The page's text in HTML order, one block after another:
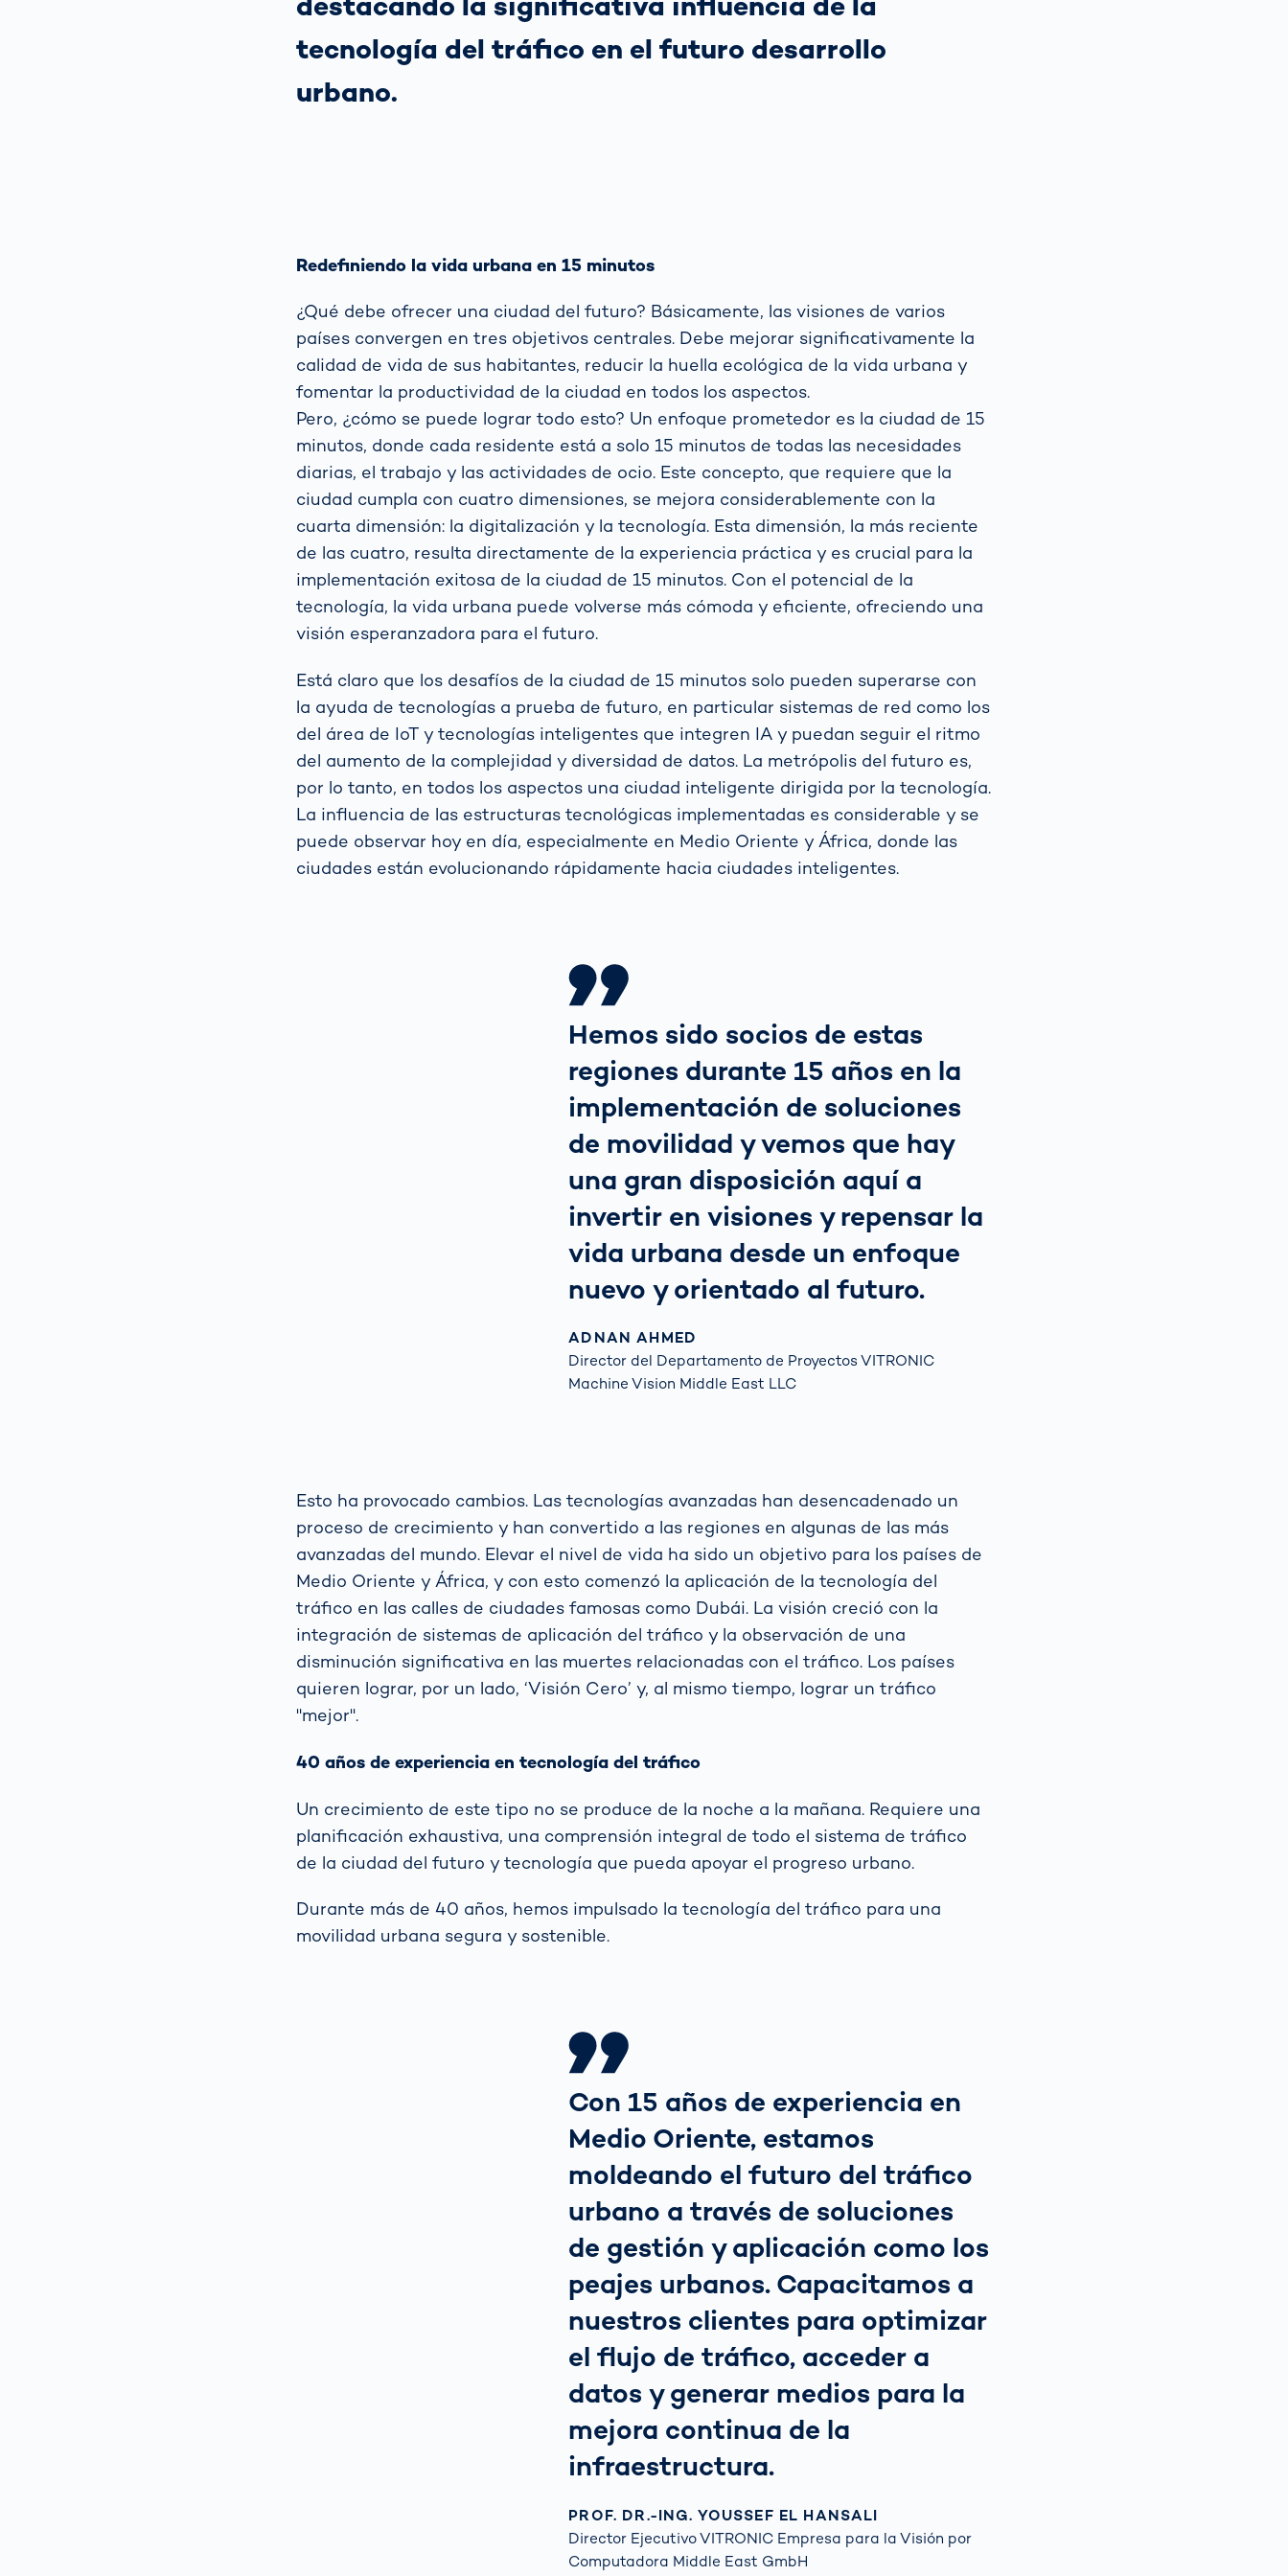
tecnología del tráfico en el futuro desarrollo
urbano.
Redefiniendo la vida urbana en 15 minutos
¿Qué debe ofrecer una ciudad del futuro? Básicamente, las visiones de varios
países convergen en tres objetivos centrales. Debe mejorar significativamente la
calidad de vida de sus habitantes, reducir la huella ecológica de la vida urbana y
fomentar la productividad de la ciudad en todos los aspectos.
Pero, ¿cómo se puede lograr todo esto? Un enfoque prometedor es la ciudad de 15
minutos, donde cada residente está a solo 15 minutos de todas las necesidades
diarias, el trabajo y las actividades de ocio. Este concepto, que requiere que la
ciudad cumpla con cuatro dimensiones, se mejora considerablemente con la
cuarta dimensión: la digitalización y la tecnología. Esta dimensión, la más reciente
de las cuatro, resulta directamente de la experiencia práctica y es crucial para la
implementación exitosa de la ciudad de 15 minutos. Con el potencial de la
tecnología, la vida urbana puede volverse más cómoda y eficiente, ofreciendo una
visión esperanzadora para el futuro.
Está claro que los desafíos de la ciudad de 15 minutos solo pueden superarse con
la ayuda de tecnologías a prueba de futuro, en particular sistemas de red como los
del área de IoT y tecnologías inteligentes que integren IA y puedan seguir el ritmo
del aumento de la complejidad y diversidad de datos. La metrópolis del futuro es,
por lo tanto, en todos los aspectos una ciudad inteligente dirigida por la tecnología.
La influencia de las estructuras tecnológicas implementadas es considerable y se
puede observar hoy en día, especialmente en Medio Oriente y África, donde las
ciudades están evolucionando rápidamente hacia ciudades inteligentes.
Hemos sido socios de estas
regiones durante 15 años en la
implementación de soluciones
de movilidad y vemos que hay
una gran disposición aquí a
invertir en visiones y repensar la
vida urbana desde un enfoque
nuevo y orientado al futuro.
ADNAN AHMED
Director del Departamento de Proyectos VITRONIC
Machine Vision Middle East LLC
Esto ha provocado cambios. Las tecnologías avanzadas han desencadenado un
proceso de crecimiento y han convertido a las regiones en algunas de las más
avanzadas del mundo. Elevar el nivel de vida ha sido un objetivo para los países de
Medio Oriente y África, y con esto comenzó la aplicación de la tecnología del
tráfico en las calles de ciudades famosas como Dubái. La visión creció con la
integración de sistemas de aplicación del tráfico y la observación de una
disminución significativa en las muertes relacionadas con el tráfico. Los países
quieren lograr, por un lado, ‘Visión Cero’ y, al mismo tiempo, lograr un tráfico
"mejor".
40 años de experiencia en tecnología del tráfico
Un crecimiento de este tipo no se produce de la noche a la mañana. Requiere una
planificación exhaustiva, una comprensión integral de todo el sistema de tráfico
de la ciudad del futuro y tecnología que pueda apoyar el progreso urbano.
Durante más de 40 años, hemos impulsado la tecnología del tráfico para una
movilidad urbana segura y sostenible.
Con 15 años de experiencia en
Medio Oriente, estamos
moldeando el futuro del tráfico
urbano a través de soluciones
de gestión y aplicación como los
peajes urbanos. Capacitamos a
nuestros clientes para optimizar
el flujo de tráfico, acceder a
datos y generar medios para la
mejora continua de la
infraestructura.
PROF. DR.-ING. YOUSSEF EL HANSALI
Director Ejecutivo VITRONIC Empresa para la Visión por
Computadora Middle East GmbH